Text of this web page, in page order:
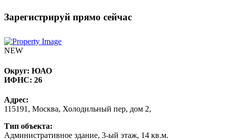
Зарегистрируй прямо сейчас
NEW
Округ: ЮАО
ИФНС: 26
Адрес:
115191, Москва, Холодильный пер, дом 2,
Тип объекта:
Административное здание, 3-ый этаж, 14 кв.м.